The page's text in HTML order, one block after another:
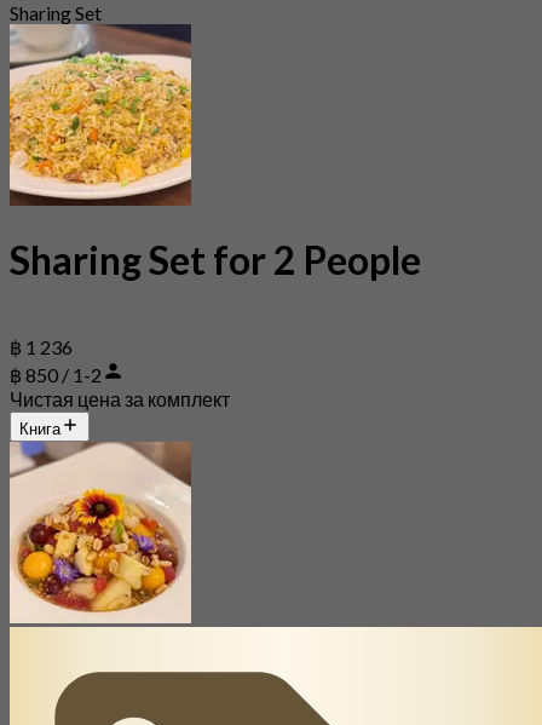
Sharing Set
Sharing Set for 2 People
฿ 1 236
฿ 850 / 1-2
Чистая цена за комплект
Книга